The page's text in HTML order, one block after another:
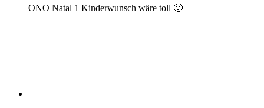
ONO Natal 1 Kinderwunsch wäre toll 🙂